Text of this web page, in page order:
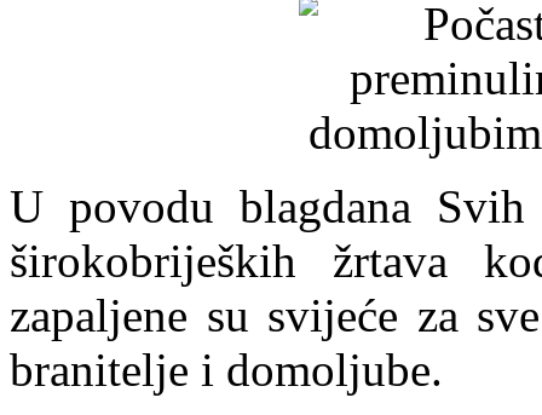
U povodu blagdana
širokobrijeških žrtava
zapaljene su svijeće za
branitelje i domoljube.